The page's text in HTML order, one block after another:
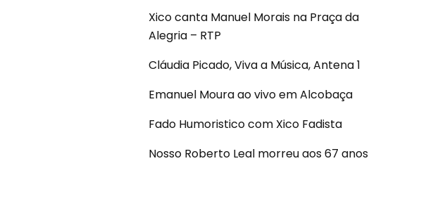
Xico canta Manuel Morais na Praça da
Alegria – RTP
Cláudia Picado, Viva a Música, Antena 1
Emanuel Moura ao vivo em Alcobaça
Fado Humoristico com Xico Fadista
Nosso Roberto Leal morreu aos 67 anos